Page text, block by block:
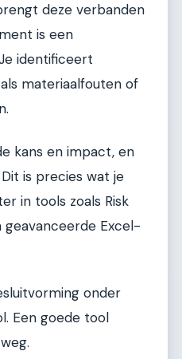
deze verbanden
is een
identificeert
materiaalfouten of
kans en impact, en
is precies wat je
in tools zoals Risk
geavanceerde Excel-
onder
Een goede tool